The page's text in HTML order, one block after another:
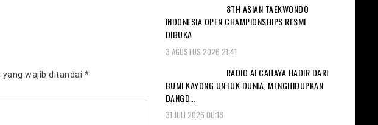
yang wajib ditandai *
8TH ASIAN TAEKWONDO
INDONESIA OPEN CHAMPIONSHIPS RESMI
DIBUKA
3 AGUSTUS 2026 21:41
RADIO AI CAHAYA HADIR DARI
BUMI KAYONG UNTUK DUNIA, MENGHIDUPKAN
DANGD…
31 JULI 2026 00:18